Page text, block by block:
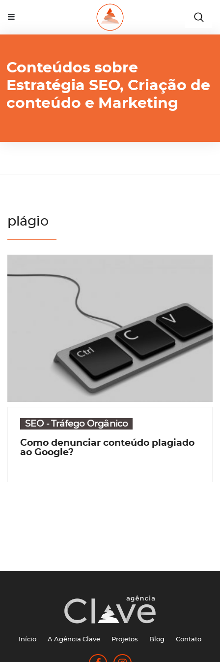
Conteúdos sobre
Estratégia SEO, Criação de
conteúdo e Marketing
plágio
SEO - Tráfego Orgânico
Como denunciar conteúdo plagiado
ao Google?
Início A Agência Clave Projetos Blog Contato